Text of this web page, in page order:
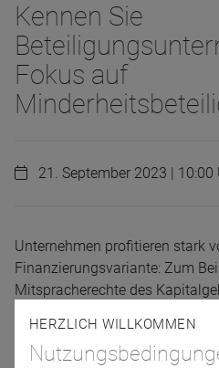
Kennen Sie
Fokus auf
21. September 2023 | 10:00
Unternehmen profitieren stark
Finanzierungsvariante: Zum
Mitspracherechte des
Unternehmensführung sind nur
HERZLICH WILLKOMMEN